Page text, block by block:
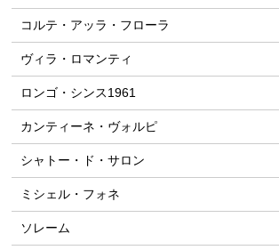
コルテ・アッラ・フローラ
ヴィラ・ロマンティ
ロンゴ・シンス1961
カンティーネ・ヴォルピ
シャトー・ド・サロン
ミシェル・フォネ
ソレーム